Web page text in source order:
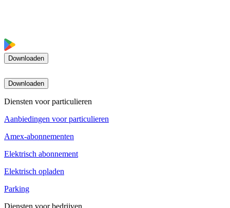
Downloaden
Downloaden
Diensten voor particulieren
Aanbiedingen voor particulieren
Amex-abonnementen
Elektrisch abonnement
Elektrisch opladen
Parking